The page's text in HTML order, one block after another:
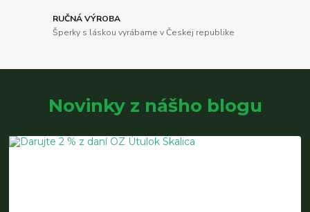
RUČNÁ VÝROBA
Šperky s láskou vyrábame v Českej republike
Novinky z nášho blogu